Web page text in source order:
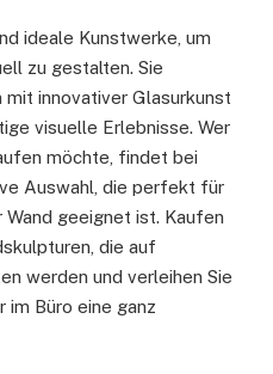
ideale Kunstwerke, um
zu gestalten. Sie
innovativer Glasurkunst
visuelle Erlebnisse. Wer
möchte, findet bei
Auswahl, die perfekt für
geeignet ist. Kaufen
die auf
werden und verleihen Sie
im Büro eine ganz